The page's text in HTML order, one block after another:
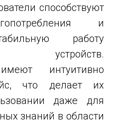
способствуют
и
работу
устройств.
интуитивно
что делает их
даже для
знаний в области